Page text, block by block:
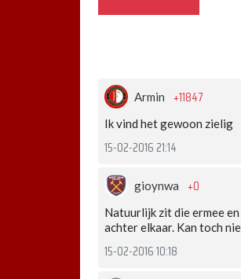
Armin +11847
Ik vind het gewoon zielig
15-02-2016 21:14
gioynwa +0
Natuurlijk zit die ermee
achter elkaar. Kan toch
15-02-2016 10:18